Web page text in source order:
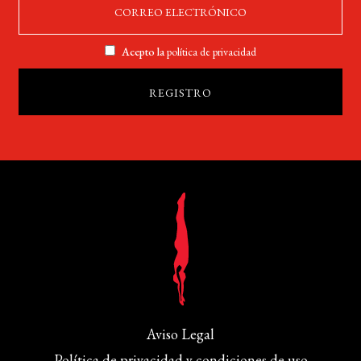
Acepto lapolítica de privacidad
Aviso Legal